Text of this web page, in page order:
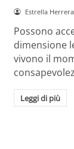
Estrella Herrera
Possono
dimensione
vivono il
Leggi di più